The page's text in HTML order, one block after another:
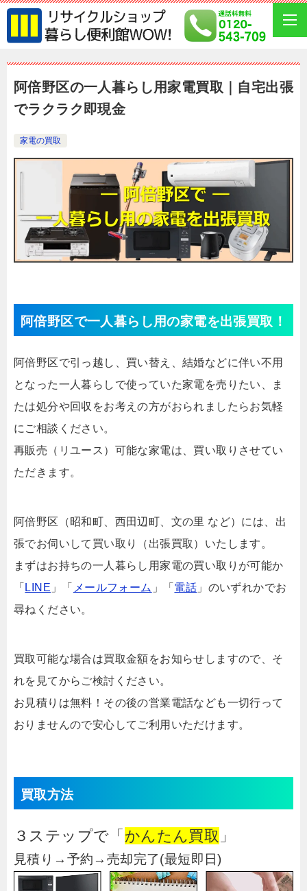
阿倍野区の一人暮らし用家電買取｜自宅出張
でラクラク即現金
家電の買取
阿倍野区で一人暮らし用の家電を出張買取！
阿倍野区で引っ越し、買い替え、結婚などに伴い不用
となった一人暮らしで使っていた家電を売りたい、ま
たは処分や回収をお考えの方がおられましたらお気軽
にご相談ください。
再販売（リユース）可能な家電は、買い取りさせてい
ただきます。
阿倍野区（昭和町、西田辺町、文の里 など）には、出
張でお伺いして買い取り（出張買取）いたします。
まずはお持ちの一人暮らし用家電の買い取りが可能か
「 LINE 」「 メールフォーム 」「 電話 」のいずれかでお
尋ねください。
買取可能な場合は買取金額をお知らせしますので、そ
れを見てからご検討ください。
お見積りは無料！その後の営業電話なども一切行って
おりませんので安心してご利用いただけます。
買取方法
３ステップで「 かんたん買取 」
見積り→予約→売却完了(最短即日)